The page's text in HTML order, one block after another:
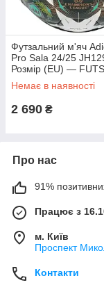
Футзальний м'яч
Pro Sala 24/25
Розмір (EU) —
Немає в наявності
2 690 ₴
Про нас
91%
Працює з
м. Київ
Проспект
Контакти